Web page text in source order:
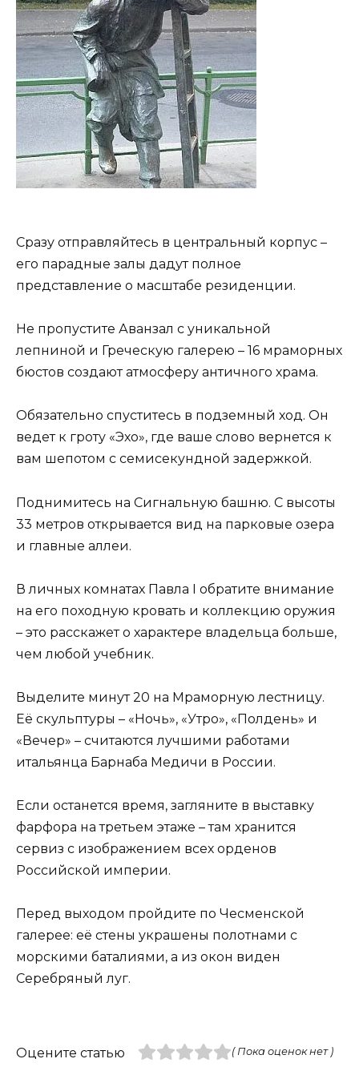
Сразу отправляйтесь в центральный корпус –
его парадные залы дадут полное
представление о масштабе резиденции.
Не пропустите Аванзал с уникальной
лепниной и Греческую галерею – 16 мраморных
бюстов создают атмосферу античного храма.
Обязательно спуститесь в подземный ход. Он
ведет к гроту «Эхо», где ваше слово вернется к
вам шепотом с семисекундной задержкой.
Поднимитесь на Сигнальную башню. С высоты
33 метров открывается вид на парковые озера
и главные аллеи.
В личных комнатах Павла I обратите внимание
на его походную кровать и коллекцию оружия
– это расскажет о характере владельца больше,
чем любой учебник.
Выделите минут 20 на Мраморную лестницу.
Её скульптуры – «Ночь», «Утро», «Полдень» и
«Вечер» – считаются лучшими работами
итальянца Барнаба Медичи в России.
Если останется время, загляните в выставку
фарфора на третьем этаже – там хранится
сервиз с изображением всех орденов
Российской империи.
Перед выходом пройдите по Чесменской
галерее: её стены украшены полотнами с
морскими баталиями, а из окон виден
Серебряный луг.
Оцените статью ( Пока оценок нет )